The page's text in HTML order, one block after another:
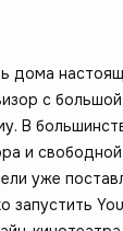
дома
с
В
и
уже
запустить